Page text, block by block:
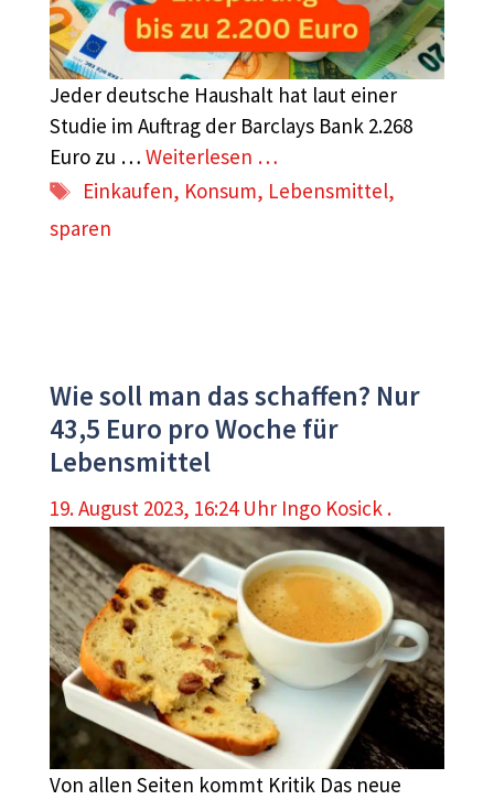
Jeder deutsche Haushalt hat laut einer
Studie im Auftrag der Barclays Bank 2.268
Euro zu … Weiterlesen …
Schlagwörter
Einkaufen, Konsum, Lebensmittel,
sparen
Wie soll man das schaffen? Nur
43,5 Euro pro Woche für
Lebensmittel
19. August 2023, 16:24 Uhr Ingo Kosick .
Von allen Seiten kommt Kritik Das neue